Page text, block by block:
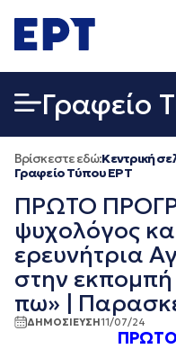
σε
περιεχόμενο
Γραφείο
Βρίσκεστε εδώ:Κεντρική
Γραφείο Τύπου ΕΡΤ
ΠΡΩΤΟ
ψυχολόγος
ερευνήτρια
στην
πω» |
ΔΗΜΟΣΙΕΥΣΗ11/07/24